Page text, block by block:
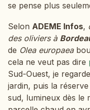
se pense plus
Selon ADEME Infos,
des oliviers à
de Olea europaea
cela ne veut pas dire
Sud-Ouest, je
jardin, puis la
sud, lumineux dès le